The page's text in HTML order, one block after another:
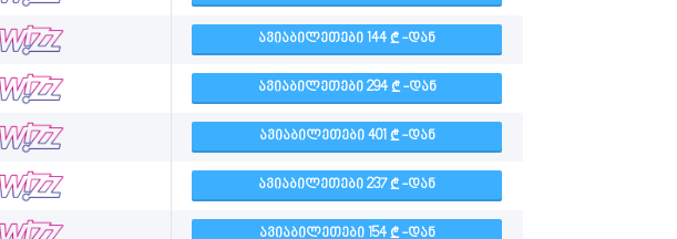
ᲐᲕᲘᲐᲑᲘᲚᲔᲗᲔᲑᲘ 144 -ᲓᲐᲜ
ᲐᲕᲘᲐᲑᲘᲚᲔᲗᲔᲑᲘ 294 -ᲓᲐᲜ
ᲐᲕᲘᲐᲑᲘᲚᲔᲗᲔᲑᲘ 401 -ᲓᲐᲜ
ᲐᲕᲘᲐᲑᲘᲚᲔᲗᲔᲑᲘ 237 -ᲓᲐᲜ
ᲐᲕᲘᲐᲑᲘᲚᲔᲗᲔᲑᲘ 154 -ᲓᲐᲜ